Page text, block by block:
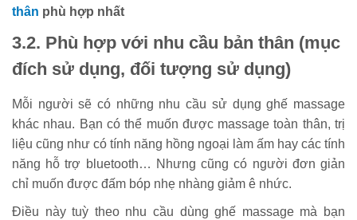
thân phù hợp nhất
3.2. Phù hợp với nhu cầu bản thân (mục
đích sử dụng, đối tượng sử dụng)
Mỗi người sẽ có những nhu cầu sử dụng ghế massage
khác nhau. Bạn có thể muốn được massage toàn thân, trị
liệu cũng như có tính năng hồng ngoại làm ấm hay các tính
năng hỗ trợ bluetooth… Nhưng cũng có người đơn giản
chỉ muốn được đấm bóp nhẹ nhàng giảm ê nhức.
Điều này tuỳ theo nhu cầu dùng ghế massage mà bạn